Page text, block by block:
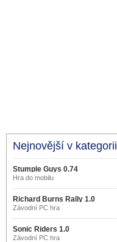
Nejnovější v kategorii
Stumple Guys 0.74
Hra do mobilu
Richard Burns Rally 1.0
Závodní PC hra
Sonic Riders 1.0
Závodní PC hra